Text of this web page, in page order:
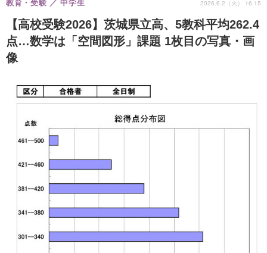
【高校受験2026】茨城県立高、5教科平均262.4
点…数学は「空間図形」課題 1枚目の写真・画
像
教育・受験 中学生 2026.6.2（火） 16:15